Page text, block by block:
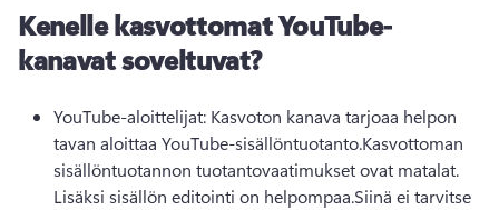
Kenelle kasvottomat YouTube-
kanavat soveltuvat?
YouTube-aloittelijat: Kasvoton kanava tarjoaa helpon
tavan aloittaa YouTube-sisällöntuotanto.Kasvottoman
sisällöntuotannon tuotantovaatimukset ovat matalat.
Lisäksi sisällön editointi on helpompaa.Siinä ei tarvitse